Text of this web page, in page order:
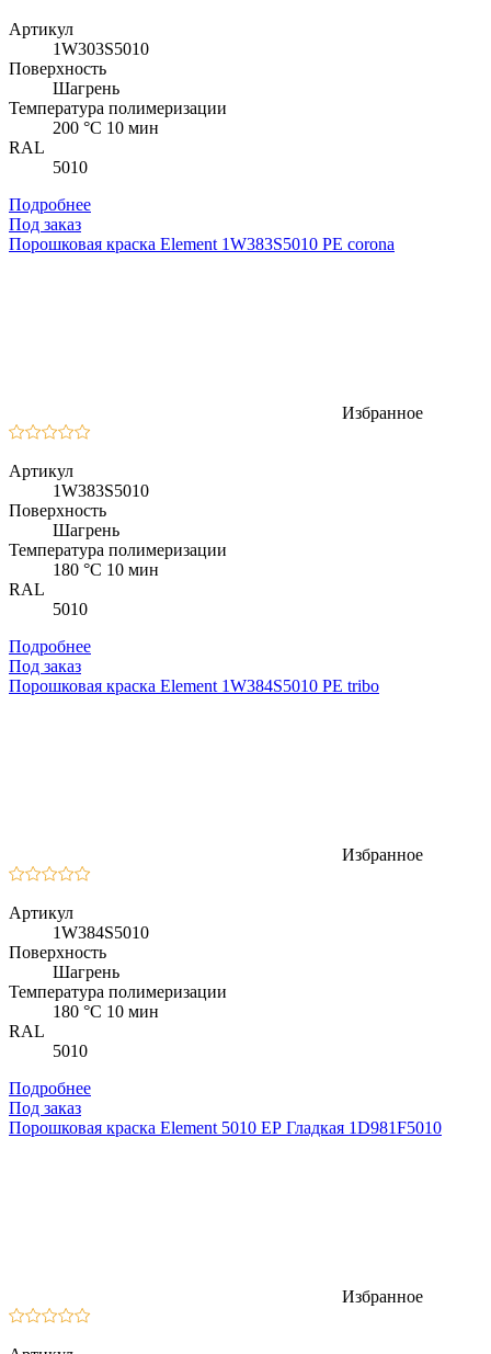
Артикул
1W303S5010
Поверхность
Шагрень
Температура полимеризации
200 °C 10 мин
RAL
5010
Подробнее
Под заказ
Порошковая краска Element 1W383S5010 PE corona
Избранное
Артикул
1W383S5010
Поверхность
Шагрень
Температура полимеризации
180 °C 10 мин
RAL
5010
Подробнее
Под заказ
Порошковая краска Element 1W384S5010 PE tribo
Избранное
Артикул
1W384S5010
Поверхность
Шагрень
Температура полимеризации
180 °C 10 мин
RAL
5010
Подробнее
Под заказ
Порошковая краска Element 5010 ЕР Гладкая 1D981F5010
Избранное